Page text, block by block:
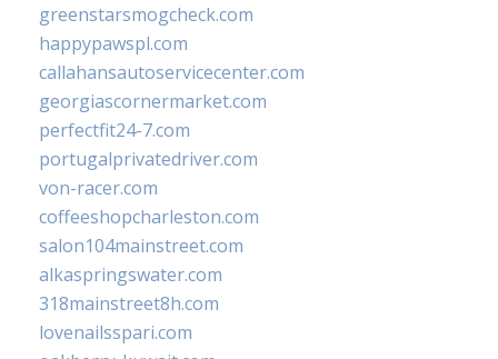
greenstarsmogcheck.com
happypawspl.com
callahansautoservicecenter.com
georgiascornermarket.com
perfectfit24-7.com
portugalprivatedriver.com
von-racer.com
coffeeshopcharleston.com
salon104mainstreet.com
alkaspringswater.com
318mainstreet8h.com
lovenailsspari.com